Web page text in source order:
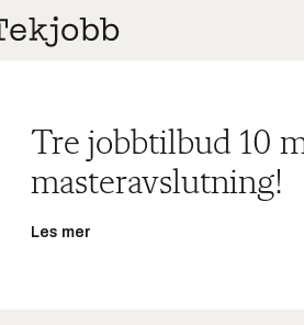
Tre jobbtilbud 10
masteravslutning!
Les mer